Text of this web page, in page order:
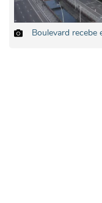
Boulevard recebe